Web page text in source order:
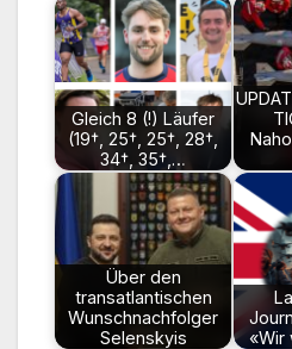
Gleich 8 (!) Läufer
(19†, 25†, 25†, 28†,
34†, 35†,…
Über den
transatlantischen
Wunschnachfolger
Selenskyis
«Wir